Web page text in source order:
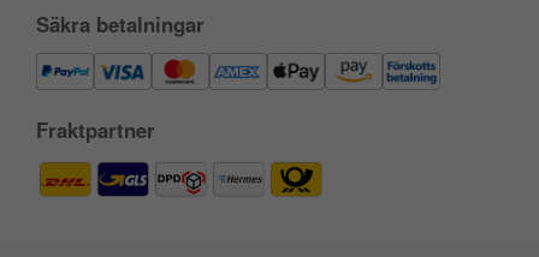
Säkra betalningar
Fraktpartner